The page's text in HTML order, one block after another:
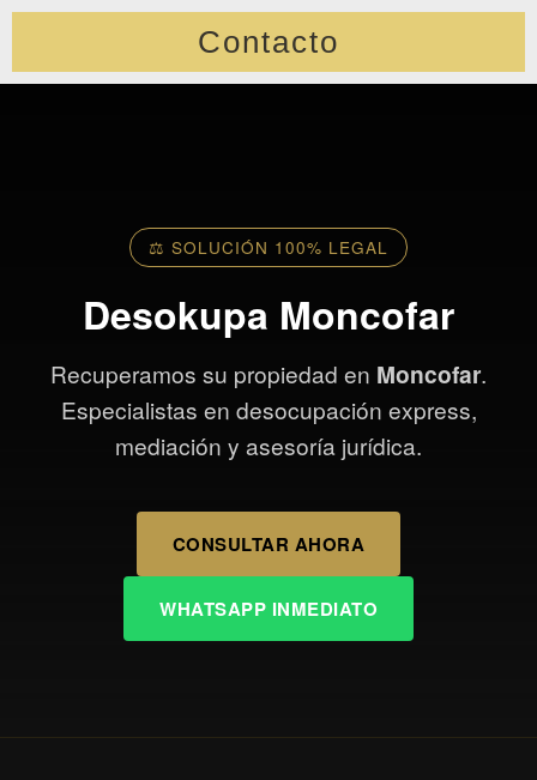
Contacto
⚖️ SOLUCIÓN 100% LEGAL
Desokupa Moncofar
Recuperamos su propiedad en Moncofar.
Especialistas en desocupación express,
mediación y asesoría jurídica.
CONSULTAR AHORA
WHATSAPP INMEDIATO